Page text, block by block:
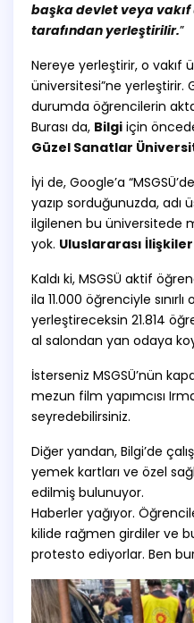
başka devlet veya vakıf
tarafından yerleştirilir.”
Nereye yerleştirir, o vakıf
üniversitesi”ne yerleştirir.
durumda öğrencilerin
Burası da, Bilgi için
Güzel Sanatlar
İyi de, Google’a
yazıp sorduğunuzda, adı
ilgilenen bu üniversitede
yok. Uluslararası İlişkiler
Kaldı ki, MSGSÜ aktif
ila 11.000 öğrenciyle
yerleştireceksin 21.814
al salondan yan odaya
İsterseniz MSGSÜ’nün
mezun film yapımcısı
seyredebilirsiniz.
Diğer yandan, Bilgi’de
yemek kartları ve özel
edilmiş bulunuyor.
Haberler yağıyor.
kilide rağmen girdiler ve
protesto ediyorlar. Ben